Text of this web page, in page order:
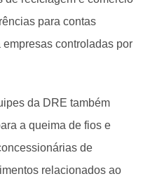
para contas
controladas por
da DRE também
a queima de fios e
de
relacionados ao